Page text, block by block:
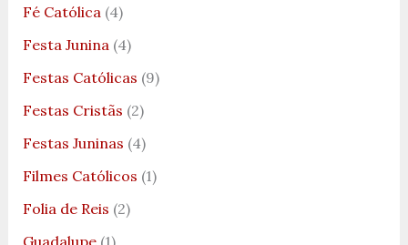
Fé Católica(4)
Festa Junina(4)
Festas Católicas (9)
Festas Cristãs (2)
Festas Juninas (4)
Filmes Católicos (1)
Folia de Reis (2)